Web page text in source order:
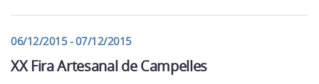
06/12/2015 - 07/12/2015
XX Fira Artesanal de Campelles